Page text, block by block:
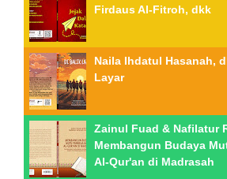
Firdaus Al-Fitroh, dkk
Naila Ihdatul Hasanah,
Layar
Zainul Fuad & Nafilatur
Membangun Budaya
Al-Qur'an di Madrasah